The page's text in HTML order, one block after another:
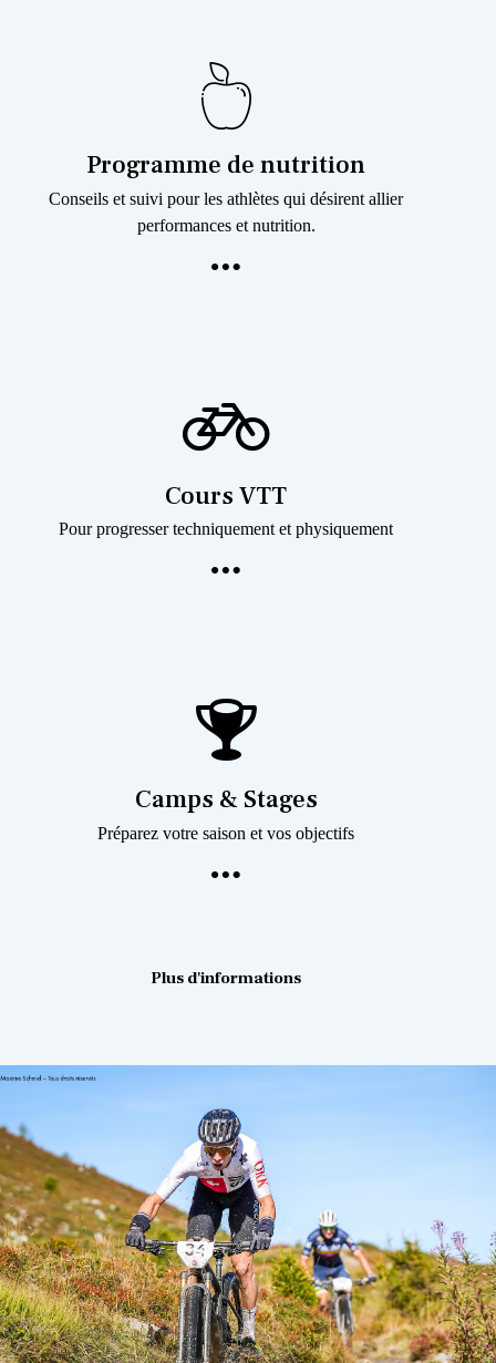
Programme de nutrition
Conseils et suivi pour les athlètes qui désirent allier
performances et nutrition.
Cours VTT
Pour progresser techniquement et physiquement
Camps & Stages
Préparez votre saison et vos objectifs
Plus d'informations